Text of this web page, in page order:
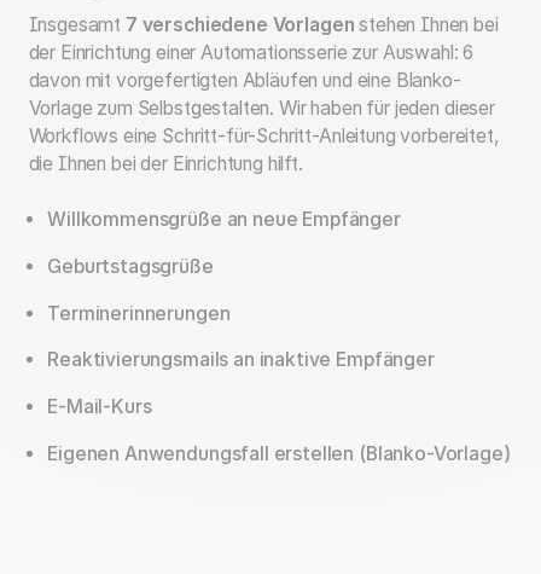
Insgesamt 7 verschiedene Vorlagen stehen Ihnen bei
der Einrichtung einer Automationsserie zur Auswahl: 6
davon mit vorgefertigten Abläufen und eine Blanko-
Vorlage zum Selbstgestalten. Wir haben für jeden dieser
Workflows eine Schritt-für-Schritt-Anleitung vorbereitet,
die Ihnen bei der Einrichtung hilft.
Willkommensgrüße an neue Empfänger
Geburtstagsgrüße
Terminerinnerungen
Reaktivierungsmails an inaktive Empfänger
E-Mail-Kurs
Eigenen Anwendungsfall erstellen (Blanko-Vorlage)